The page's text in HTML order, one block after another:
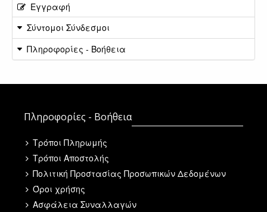
Εγγραφή
Σύντομοι Σύνδεσμοι
Πληροφορίες - Βοήθεια
Πληροφορίες - Βοήθεια
Τρόποι Πληρωμής
Τρόποι Αποστολής
Πολιτική Προστασίας Προσωπικών Δεδομένων
Όροι χρήσης
Ασφάλεια Συναλλαγών